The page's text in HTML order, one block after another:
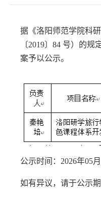
据《洛阳师范学院科
〔2019〕84 号）的
案予以公示。
公示时间： 2026年05
如有异议，请于公示